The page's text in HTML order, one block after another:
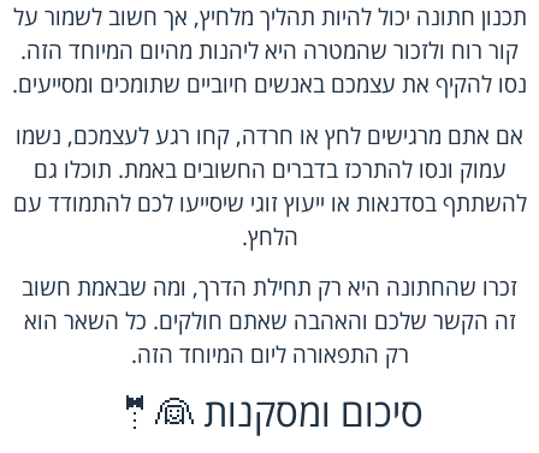
תכנון חתונה יכול להיות תהליך מלחיץ, אך חשוב לשמור על
קור רוח ולזכור שהמטרה היא ליהנות מהיום המיוחד הזה.
נסו להקיף את עצמכם באנשים חיוביים שתומכים ומסייעים.
אם אתם מרגישים לחץ או חרדה, קחו רגע לעצמכם, נשמו
עמוק ונסו להתרכז בדברים החשובים באמת. תוכלו גם
להשתתף בסדנאות או ייעוץ זוגי שיסייעו לכם להתמודד עם
הלחץ.
זכרו שהחתונה היא רק תחילת הדרך, ומה שבאמת חשוב
זה הקשר שלכם והאהבה שאתם חולקים. כל השאר הוא
רק התפאורה ליום המיוחד הזה.
סיכום ומסקנות 👰🤵